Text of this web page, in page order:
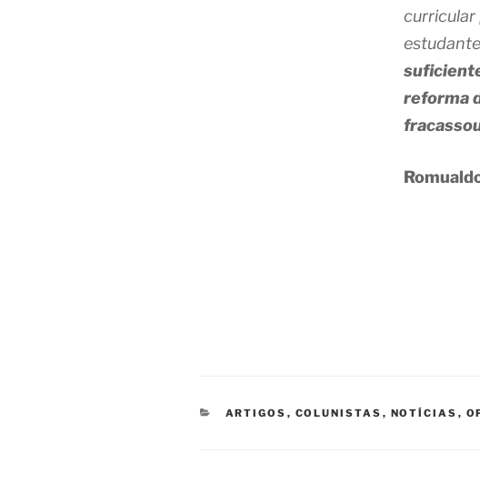
curricular
reforma
CATEGORIAS
ARTIGOS , COLUNISTAS , NOTÍCIAS ,